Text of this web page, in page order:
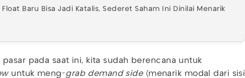
Baru Bisa Jadi Katalis, Sederet Saham Ini Dinilai Menarik
pasar pada saat ini, kita sudah berencana untuk
untuk meng-grab demand side (menarik modal dari sisi